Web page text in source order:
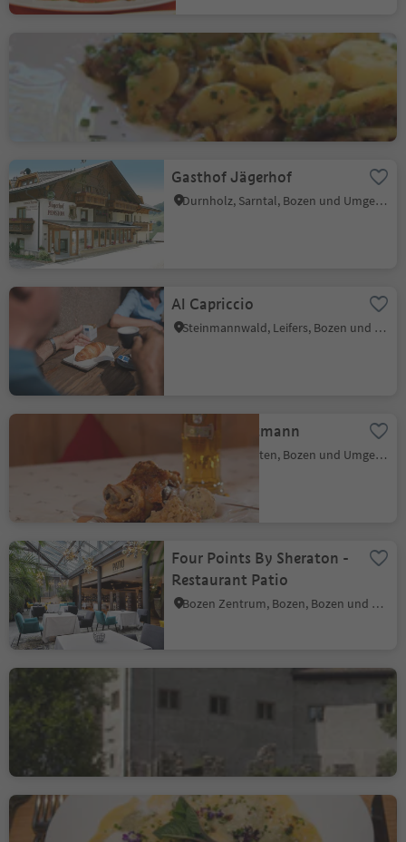
Gasthof Schluff
Gasthof Jägerhof
Durnholz, Sarntal, Bozen und Umgebung
Al Capriccio
Steinmannwald, Leifers, Bozen und Umgebung
Gasthof Amtmann
Lengmoos, Ritten, Bozen und Umgebung
Four Points By Sheraton -
Restaurant Patio
Bozen Zentrum, Bozen, Bozen und Umgebung
Restaurant Haselburg
Gasthaus Lobishof